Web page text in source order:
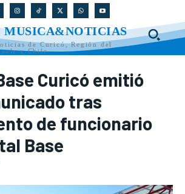
MUSICA&NOTICIAS
de Curicó, Región del
y Chile
Curicó emitió
tras
de funcionario
Base